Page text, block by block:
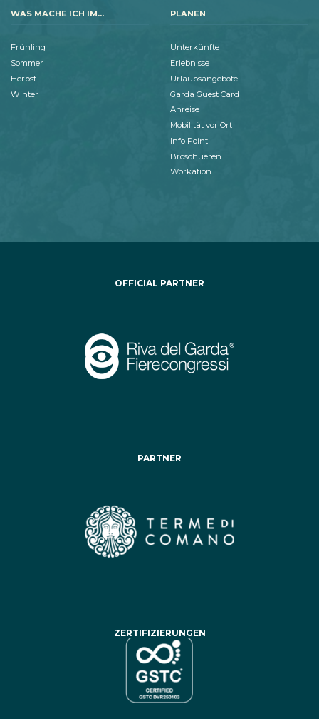
WAS MACHE ICH IM...
Frühling
Sommer
Herbst
Winter
PLANEN
Unterkünfte
Erlebnisse
Urlaubsangebote
Garda Guest Card
Anreise
Mobilität vor Ort
Info Point
Broschueren
Workation
OFFICIAL PARTNER
PARTNER
ZERTIFIZIERUNGEN